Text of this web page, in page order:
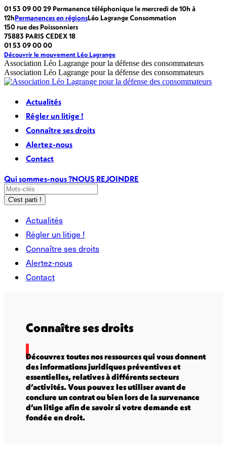
Passer
au
contenu
La
page
Facebook
s'ouvre
dans
une
nouvelle
fenêtre
La
page
LinkedIn
s'ouvre
dans
une
nouvelle
fenêtre
La
page
X
s'ouvre
dans
une
nouvelle
fenêtre
La
page
Instagram
s'ouvre
dans
une
nouvelle
fenêtre
01 53 09 00 29 Permanence téléphonique le mercredi de 10h à
12hPermanences en régionsLéo Lagrange Consommation
150 rue des Poissonniers
75883 PARIS CEDEX 18
01 53 09 00 00
Découvrir le mouvement Léo Lagrange
Association Léo Lagrange pour la défense des consommateurs
Association Léo Lagrange pour la défense des consommateurs
Actualités
Régler un litige !
Connaître ses droits
Alertez-nous
Contact
Qui sommes-nous ?NOUS REJOINDRE
Recherche
:
Actualités
Régler un litige !
Connaître ses droits
Alertez-nous
Contact
Connaître ses droits
Découvrez toutes nos ressources qui vous donnent
des informations juridiques préventives et
essentielles, relatives à différents secteurs
d’activités. Vous pouvez les utiliser avant de
conclure un contrat ou bien lors de la survenance
d’un litige afin de savoir si votre demande est
fondée en droit.